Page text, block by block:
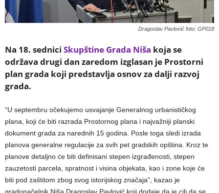
Dragoslav Pavlović foto: GP018
Na 18. sednici Skupštine Grada Niša koja se
održava drugi dan zaredom izglasan je Prostorni
plan grada koji predstavlja osnov za dalji razvoj
grada.
“U septembru očekujemo usvajanje Generalnog urbanističkog
plana, koji će biti razrada Prostornog plana i najvažniji planski
dokument grada za narednih 15 godina. Posle toga sledi izrada
planova generalne regulacije za svih pet gradskih opština. Kroz te
planove detaljno će biti definisani stepen izgrađenosti, stepen
zauzetosti parcela, spratnost i visina objekata, kao i zone koje će
biti pod zaštitom zbog svog istorijskog značaja”, kazao je
gradonačelnik Niša Dragoslav Pavlović koji dodaje da je cilj da se